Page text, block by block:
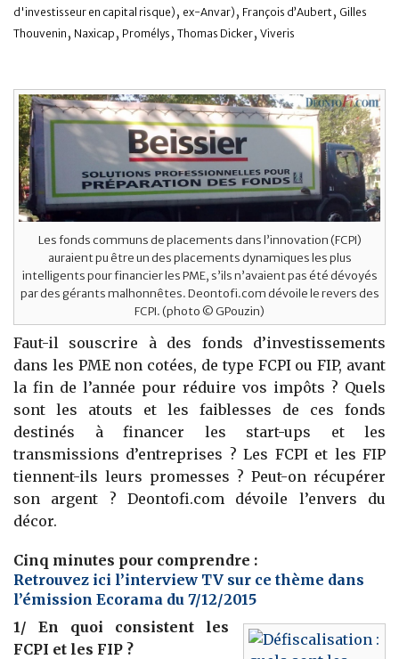
d'investisseur en capital risque) , ex-Anvar) , François d’Aubert, Gilles
Thouvenin , Naxicap , Promélys , Thomas Dicker, Viveris
Les fonds communs de placements dans l’innovation (FCPI)
auraient pu être un des placements dynamiques les plus
intelligents pour financier les PME, s’ils n’avaient pas été dévoyés
par des gérants malhonnêtes. Deontofi.com dévoile le revers des
FCPI. (photo © GPouzin)
Faut-il souscrire à des fonds d’investissements
dans les PME non cotées, de type FCPI ou FIP, avant
la fin de l’année pour réduire vos impôts ? Quels
sont les atouts et les faiblesses de ces fonds
destinés à financer les start-ups et les
transmissions d’entreprises ? Les FCPI et les FIP
tiennent-ils leurs promesses ? Peut-on récupérer
son argent ? Deontofi.com dévoile l’envers du
décor.
Cinq minutes pour comprendre :
Retrouvez ici l’interview TV sur ce thème dans
l’émission Ecorama du 7/12/2015
1/ En quoi consistent les
FCPI et les FIP ?